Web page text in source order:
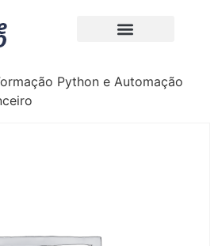
Python e Automação